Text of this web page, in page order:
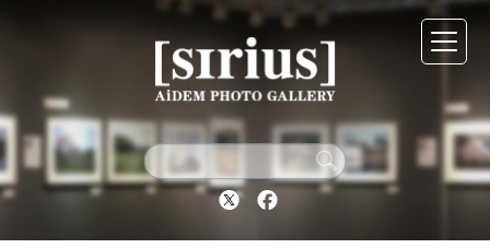
Twitter Facebook
シリウスについて
展示スケジュール